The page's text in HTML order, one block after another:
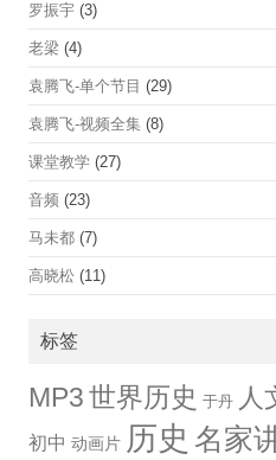
罗振宇 (3)
老梁 (4)
袁腾飞-单个节目 (29)
袁腾飞-视频全集 (8)
课堂教学 (27)
音频 (23)
马未都 (7)
高晓松 (11)
标签
MP3 世界历史 于丹 人
初中 动画片 历史 名家